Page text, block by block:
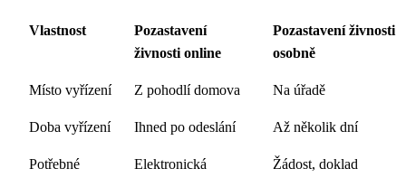
Vlastnost
Pozastavení
živnosti online
Pozastavení živnosti
osobně
Místo vyřízení Z pohodlí domova Na úřadě
Doba vyřízení Ihned po odeslání Až několik dní
Potřebné
Elektronická
Žádost, doklad